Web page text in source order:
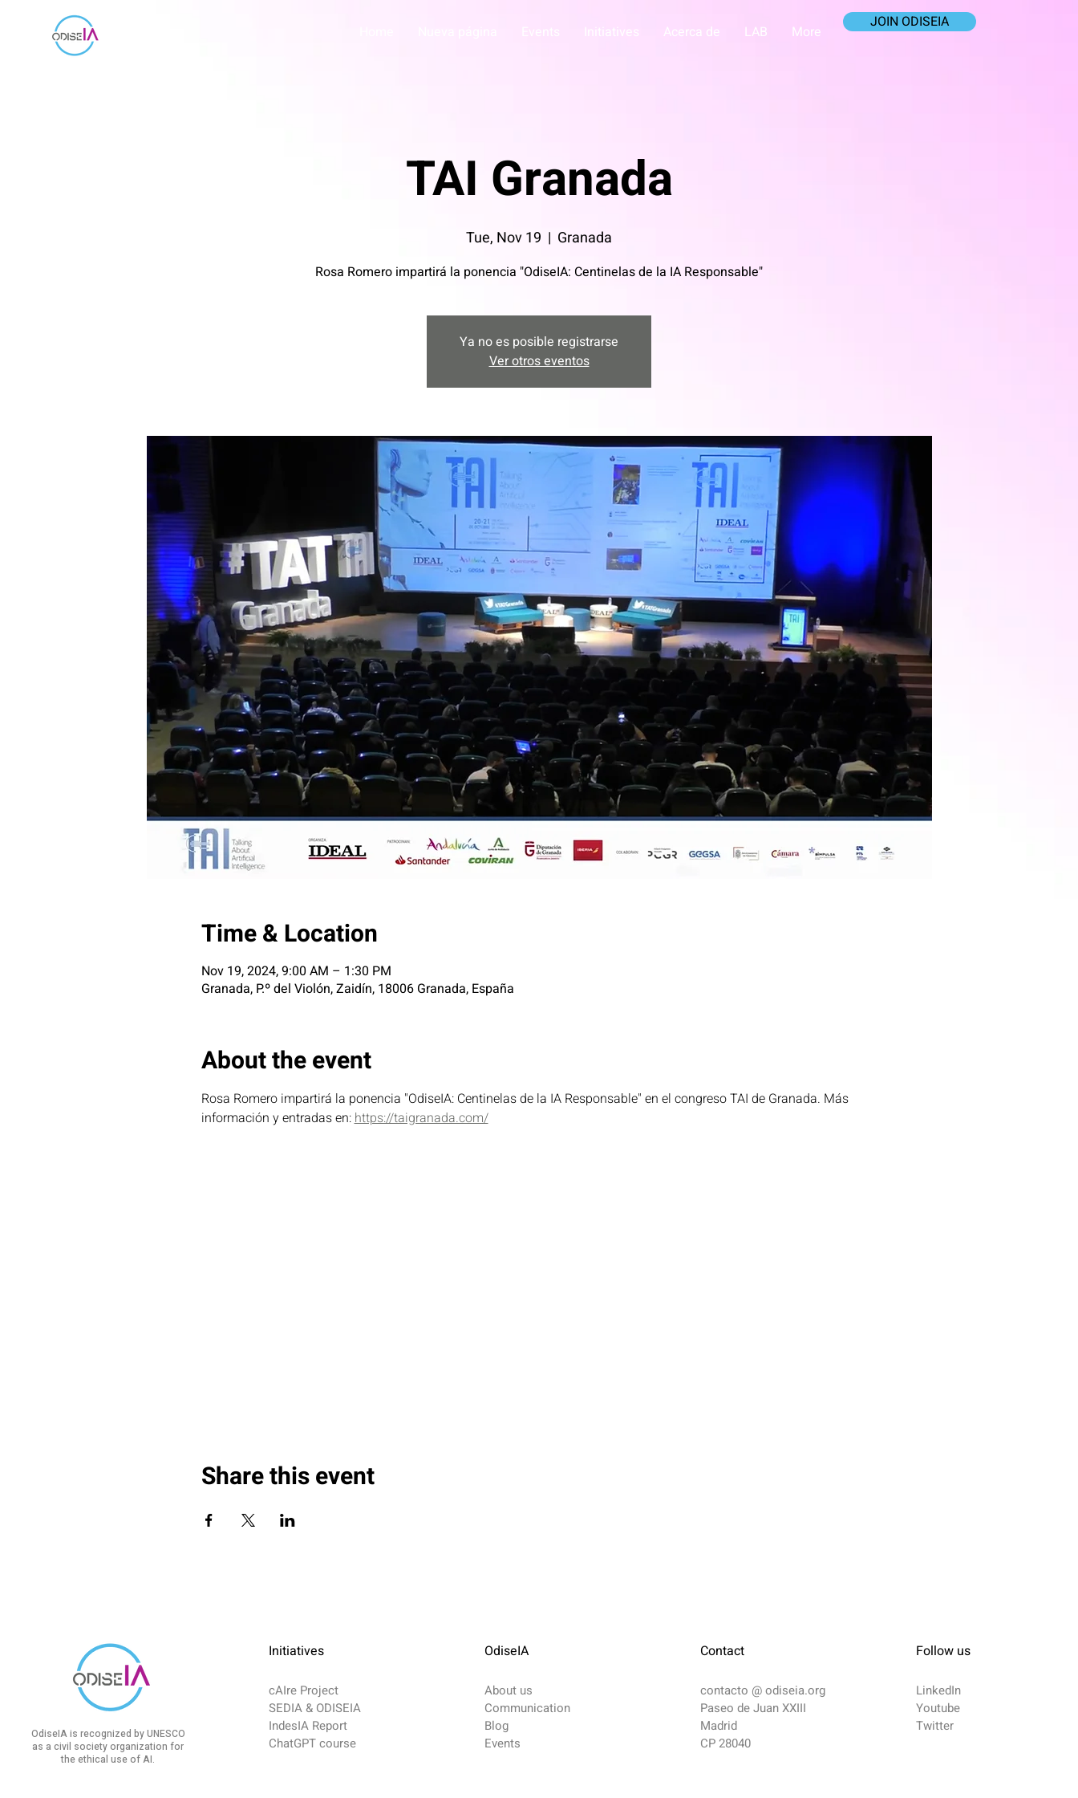
Events Initiatives Acerca de LAB More
JOIN ODISEIA
TAI Granada
Tue, Nov 19
  |
Granada
Rosa Romero impartirá la ponencia "OdiseIA: Centinelas de la IA Responsable"
Ya no es posible registrarse
Ver otros eventos
Time & Location
Nov 19, 2024, 9:00 AM – 1:30 PM
Granada, P.º del Violón, Zaidín, 18006 Granada, España
About the event
Rosa Romero impartirá la ponencia "OdiseIA: Centinelas de la IA Responsable" en el congreso TAI de Granada. Más
información y entradas en: https://taigranada.com/
Share this event
OdiseIA is recognized by UNESCO
as a civil society organization for
the ethical use of AI.
Initiatives
cAIre Project
SEDIA & ODISEIA
IndesIA Report
ChatGPT course
OdiseIA
About us
Communication
Blog
​Events
Contact
contacto @odiseia.org
Paseo de Juan XXIII
Madrid
CP 28040
Follow us
LinkedIn
Youtube
Twitter